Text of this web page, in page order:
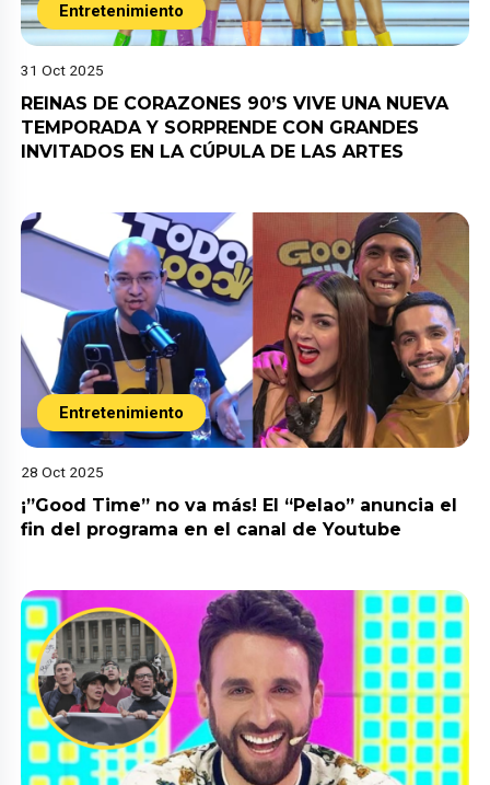
Entretenimiento
31 Oct 2025
REINAS DE CORAZONES 90’S VIVE UNA NUEVA
TEMPORADA Y SORPRENDE CON GRANDES
INVITADOS EN LA CÚPULA DE LAS ARTES
Entretenimiento
28 Oct 2025
¡”Good Time” no va más! El “Pelao” anuncia el
fin del programa en el canal de Youtube